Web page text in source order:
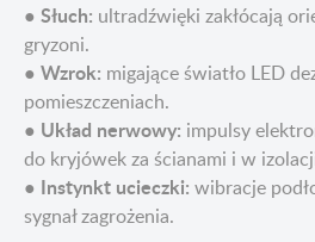
● Słuch: ultradźwięki zakłócają
gryzoni.
● Wzrok: migające światło LED
pomieszczeniach.
● Układ nerwowy: impulsy
do kryjówek za ścianami i w
● Instynkt ucieczki: wibracje
sygnał zagrożenia.